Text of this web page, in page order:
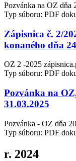
Pozvánka na OZ dňa
Typ súboru: PDF
Zápisnica č. 2/
konaného dňa
OZ 2 -2025
Typ súboru: PDF
Pozvánka na
31.03.2025
Pozvánka - OZ dňa
Typ súboru: PDF
r. 2024